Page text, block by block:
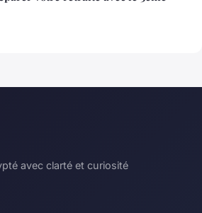
avec clarté et curiosité